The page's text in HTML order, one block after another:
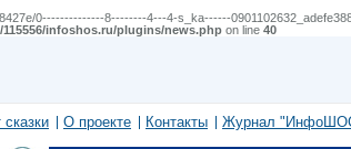
0--------------8--------4---4-s_ka------
infoshos.ru/plugins/news.php on line 40
О проекте Контакты Журнал